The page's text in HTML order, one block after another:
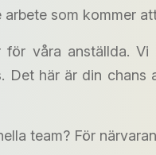
som kommer
våra anställda.
Det här är din
team? För